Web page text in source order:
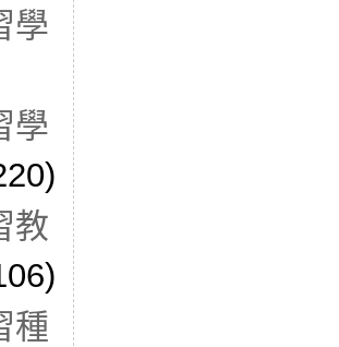
學
學
教
種